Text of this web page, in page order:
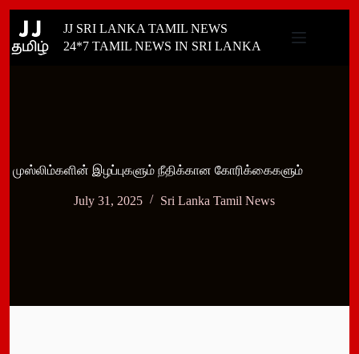
content
JJ SRI LANKA TAMIL NEWS
24*7 TAMIL NEWS IN SRI LANKA
முஸ்லிம்களின் இழப்புகளும் நீதிக்கான கோரிக்கைகளும்
July 31, 2025 Sri Lanka Tamil News